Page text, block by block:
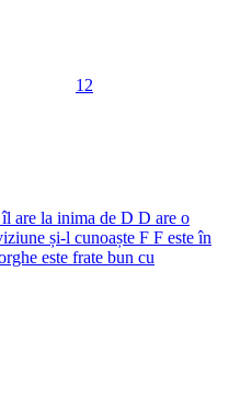
12
are la inima de D D are o
și-l cunoaște F F este în
este frate bun cu